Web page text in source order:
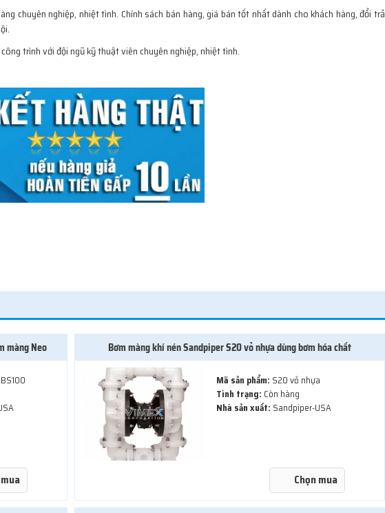
chuyên nghiệp, nhiệt tình. Chính sách bán hàng, giá bán tốt nhất dành cho khách hàng, đổi trả
trình với đội ngũ kỹ thuật viên chuyên nghiệp, nhiệt tình.
màng Neo Bơm màng khí nén Sandpiper S20 vỏ nhựa dùng bơm hóa chất
Mã sản phẩm: S20 vỏ nhựa
Tình trạng: Còn hàng
Nhà sản xuất: Sandpiper-USA
Chọn mua